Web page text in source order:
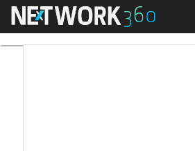
Menú